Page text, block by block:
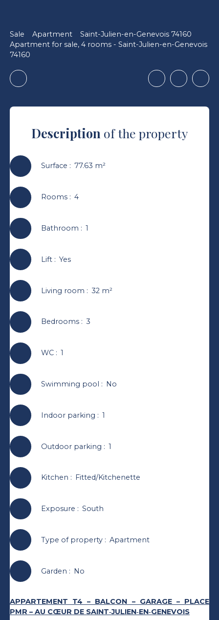
Sale Apartment
Saint-Julien-en-Genevois 74160
Apartment for sale, 4 rooms - Saint-Julien-en-Genevois
74160
Description of the property
Surface : 77.63 m²
Rooms: 4
Bathroom : 1
Lift: Yes
Living room : 32 m²
Bedrooms: 3
WC: 1
Swimming pool : No
Indoor parking : 1
Outdoor parking : 1
Kitchen : Fitted/Kitchenette
Exposure : South
Type of property: Apartment
Garden : No
APPARTEMENT T4 – BALCON – GARAGE – PLACE
PMR – AU CŒUR DE SAINT‑JULIEN‑EN‑GENEVOIS